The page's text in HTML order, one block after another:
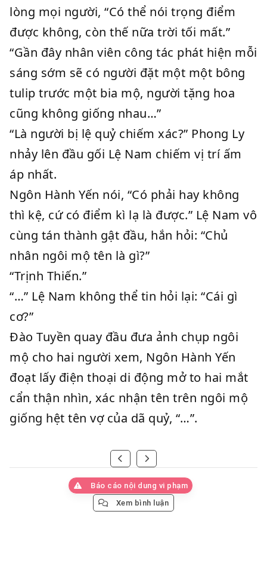
lòng mọi người, “Có thể nói trọng điểm
được không, còn thế nữa trời tối mất.”
“Gần đây nhân viên công tác phát hiện mỗi
sáng sớm sẽ có người đặt một một bông
tulip trước một bia mộ, người tặng hoa
cũng không giống nhau…”
“Là người bị lệ quỷ chiếm xác?” Phong Ly
nhảy lên đầu gối Lệ Nam chiếm vị trí ấm
áp nhất.
Ngôn Hành Yến nói, “Có phải hay không
thì kệ, cứ có điểm kì lạ là được.” Lệ Nam vô
cùng tán thành gật đầu, hắn hỏi: “Chủ
nhân ngôi mộ tên là gì?”
“Trịnh Thiến.”
“…” Lệ Nam không thể tin hỏi lại: “Cái gì
cơ?”
Đào Tuyền quay đầu đưa ảnh chụp ngôi
mộ cho hai người xem, Ngôn Hành Yến
đoạt lấy điện thoại di động mở to hai mắt
cẩn thận nhìn, xác nhận tên trên ngôi mộ
giống hệt tên vợ của dã quỷ, “…”.
Báo cáo nội dung vi phạm
Xem bình luận